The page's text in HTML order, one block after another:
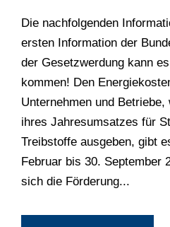
Die nachfolgenden
ersten Information der
der Gesetzwerdung kann
kommen! Den
Unternehmen und
ihres Jahresumsatzes für
Treibstoffe ausgeben, gibt
Februar bis 30. September
sich die Förderung...